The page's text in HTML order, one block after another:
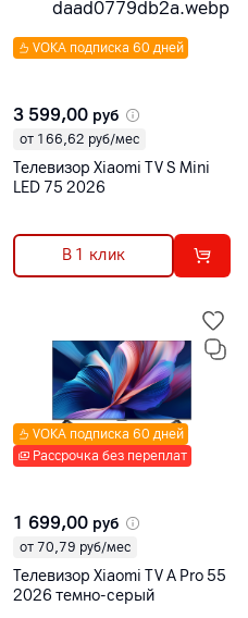
VOKA подписка 60 дней
3 599,00 руб
от 166,62 руб/мес
Телевизор Xiaomi TV S Mini
LED 75 2026
В 1 клик
Рассрочка без переплат
VOKA подписка 60 дней
1 699,00 руб
от 70,79 руб/мес
Телевизор Xiaomi TV A Pro 55
2026 темно-серый